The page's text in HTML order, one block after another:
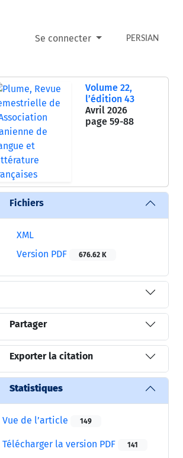
Se connecter PERSIAN
Volume 22,
l’édition 43
Avril 2026
page 59-88
Fichiers
XML
Version PDF
676.62 K
Partager
Exporter la citation
Statistiques
Vue de l’article 149
Télécharger la version PDF 141